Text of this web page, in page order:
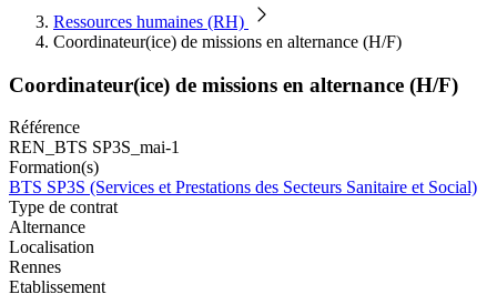
Ressources humaines (RH)
Coordinateur(ice) de missions en alternance (H/F)
Coordinateur(ice) de missions en alternance (H/F)
Référence
REN_BTS SP3S_mai-1
Formation(s)
BTS SP3S (Services et Prestations des Secteurs Sanitaire et Social)
Type de contrat
Alternance
Localisation
Rennes
Etablissement